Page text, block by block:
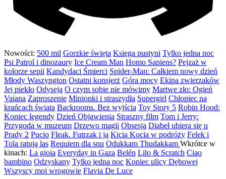
Nowości: 500 mil Gorzkie święta Księga pustyni Tylko jedna noc
Psi Patrol i dinozaury Ice Cream Man Homo Sapiens? Pejzaż w
kolorze sepii Kandydaci Śmierci Spider-Man: Całkiem nowy dzień
Młody Waszyngton Ostatni konsjerż Góra mocy Ekipa zwierzaków
Jej piekło Odyseja O czym sobie nie mówimy Martwe zło: Ogień
Vaiana Zaproszenie Minionki i straszydła Supergirl Chłopiec na
krańcach świata Backrooms. Bez wyjścia Toy Story 5 Robin Hood:
Koniec legendy Dzień Objawienia Straszny film Tom i Jerry:
Przygoda w muzeum Drzewo magii Obsesja Diabeł ubiera się u
Prady 2 Pucio Fleak. Futrzak i ja Kicia Kocia w podróży Felek i
Tola ratują las Requiem dla snu Odukkam Thudakkam Wkrótce w
kinach: La gioia Everyday in Gaza Belén Lilo & Scratch Ciao
bambino Odzyskany Tylko jedna noc Koniec ulicy Dębowej
Wszyscy moi wrogowie Flavia De Luce